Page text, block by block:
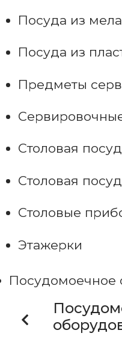
Посуда из
Посуда из
Предметы
Столовая
Столовая
Столовые
Этажерки
Посудомоечное